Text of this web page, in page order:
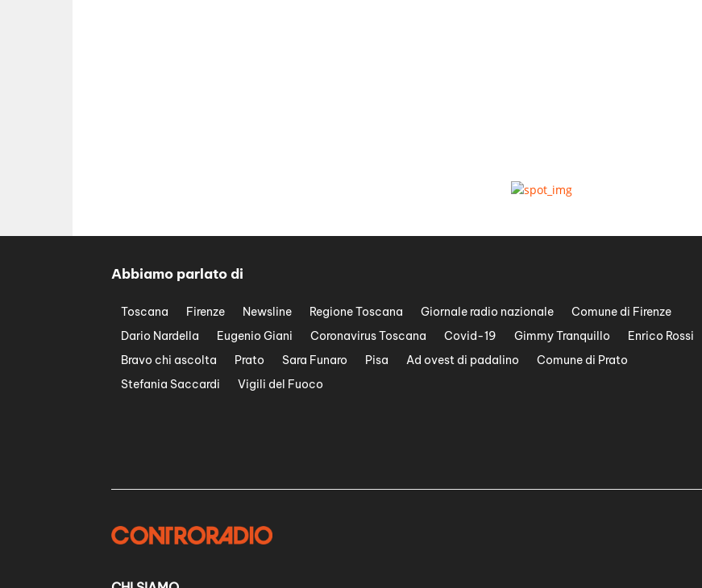
Abbiamo parlato di
Toscana Firenze Newsline Regione Toscana Giornale radio nazionale
Comune di Firenze
Dario Nardella
Eugenio Giani Coronavirus Toscana Covid-19 Gimmy Tranquillo
Enrico Rossi
Bravo chi ascolta
Prato Sara Funaro Pisa Ad ovest di padalino
Comune di Prato
Stefania Saccardi
Vigili del Fuoco